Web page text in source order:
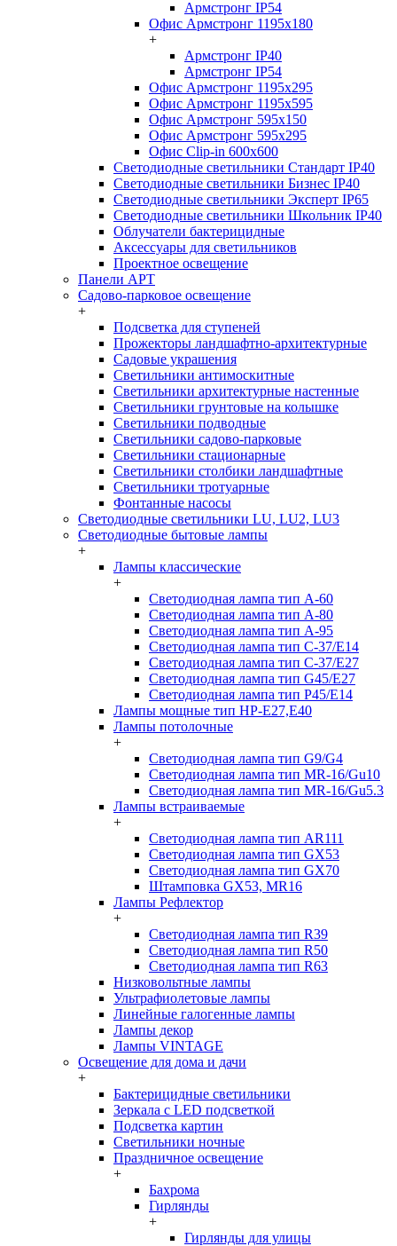
Армстронг IP54
Офис Армстронг 1195x180
+
Армстронг IP40
Армстронг IP54
Офис Армстронг 1195x295
Офис Армстронг 1195x595
Офис Армстронг 595x150
Офис Армстронг 595x295
Офис Clip-in 600x600
Светодиодные светильники Стандарт IP40
Светодиодные светильники Бизнес IP40
Светодиодные светильники Эксперт IP65
Светодиодные светильники Школьник IP40
Облучатели бактерицидные
Аксессуары для светильников
Проектное освещение
Панели АРТ
Садово-парковое освещение
+
Подсветка для ступеней
Прожекторы ландшафтно-архитектурные
Садовые украшения
Светильники антимоскитные
Светильники архитектурные настенные
Светильники грунтовые на колышке
Светильники подводные
Светильники садово-парковые
Светильники стационарные
Светильники столбики ландшафтные
Светильники тротуарные
Фонтанные насосы
Светодиодные светильники LU, LU2, LU3
Светодиодные бытовые лампы
+
Лампы классические
+
Светодиодная лампа тип A-60
Светодиодная лампа тип A-80
Светодиодная лампа тип A-95
Светодиодная лампа тип C-37/Е14
Светодиодная лампа тип C-37/Е27
Светодиодная лампа тип G45/E27
Светодиодная лампа тип P45/E14
Лампы мощные тип HP-E27,E40
Лампы потолочные
+
Светодиодная лампа тип G9/G4
Светодиодная лампа тип MR-16/Gu10
Светодиодная лампа тип MR-16/Gu5.3
Лампы встраиваемые
+
Светодиодная лампа тип AR111
Светодиодная лампа тип GX53
Светодиодная лампа тип GX70
Штамповка GX53, MR16
Лампы Рефлектор
+
Светодиодная лампа тип R39
Светодиодная лампа тип R50
Светодиодная лампа тип R63
Низковольтные лампы
Ультрафиолетовые лампы
Линейные галогенные лампы
Лампы декор
Лампы VINTAGE
Освещение для дома и дачи
+
Бактерицидные светильники
Зеркала с LED подсветкой
Подсветка картин
Светильники ночные
Праздничное освещение
+
Бахрома
Гирлянды
+
Гирлянды для улицы